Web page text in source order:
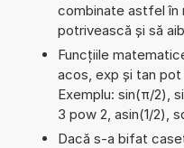
combinate astfel în
potrivească și să
Funcțiile
acos, exp și tan
Exemplu: sin(π/2),
3 pow 2, asin(1/2),
Dacă s-a bifat